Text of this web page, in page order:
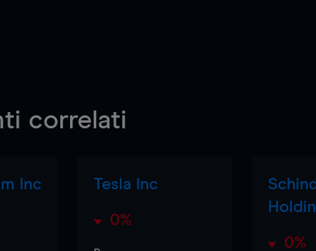
correlati
Inc Tesla Inc
0%
0%